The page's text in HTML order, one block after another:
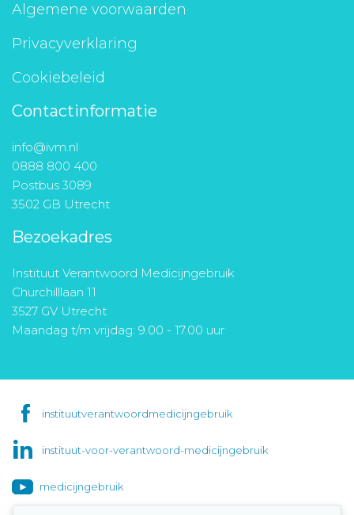
Algemene voorwaarden
Privacyverklaring
Cookiebeleid
Contactinformatie
info@ivm.nl
0888 800 400
Postbus 3089
3502 GB Utrecht
Bezoekadres
Instituut Verantwoord Medicijngebruik
Churchilllaan 11
3527 GV Utrecht
Maandag t/m vrijdag: 9.00 - 17.00 uur
instituutverantwoordmedicijngebruik
instituut-voor-verantwoord-medicijngebruik
medicijngebruik